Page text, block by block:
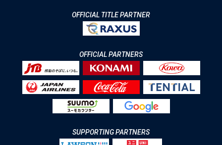
OFFICIAL TITLE PARTNER
OFFICIAL PARTNERS
SUPPORTING PARTNERS